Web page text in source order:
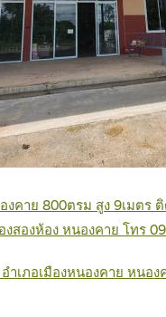
งคาย 800ตรม สูง 9เมตร
สองห้อง หนองคาย โทร
ำเภอเมืองหนองคาย หนอง